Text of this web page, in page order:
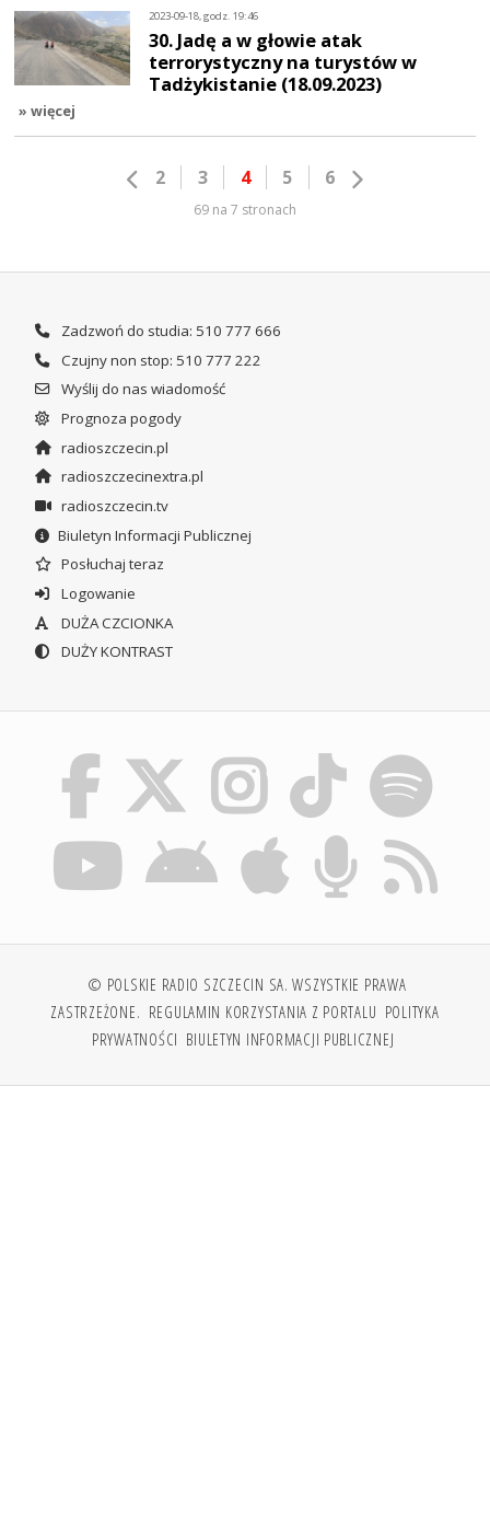
2023-09-18, godz. 19:46
30. Jadę a w głowie atak
terrorystyczny na turystów w
Tadżykistanie (18.09.2023)
» więcej
2 3 4 5 6
69 na 7 stronach
Zadzwoń do studia: 510 777 666
Czujny non stop: 510 777 222
Wyślij do nas wiadomość
Prognoza pogody
radioszczecin.pl
radioszczecinextra.pl
radioszczecin.tv
Biuletyn Informacji Publicznej
Posłuchaj teraz
Logowanie
DUŻA CZCIONKA
DUŻY KONTRAST
© POLSKIE RADIO SZCZECIN SA. WSZYSTKIE PRAWA
ZASTRZEŻONE. REGULAMIN KORZYSTANIA Z PORTALU POLITYKA
PRYWATNOŚCI BIULETYN INFORMACJI PUBLICZNEJ